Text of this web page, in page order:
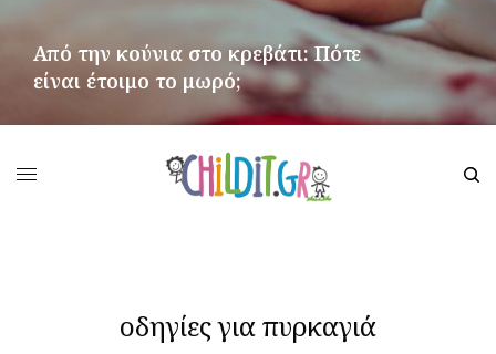
Από την κούνια στο κρεβάτι: Πότε
είναι έτοιμο το μωρό;
οδηγίες για πυρκαγιά